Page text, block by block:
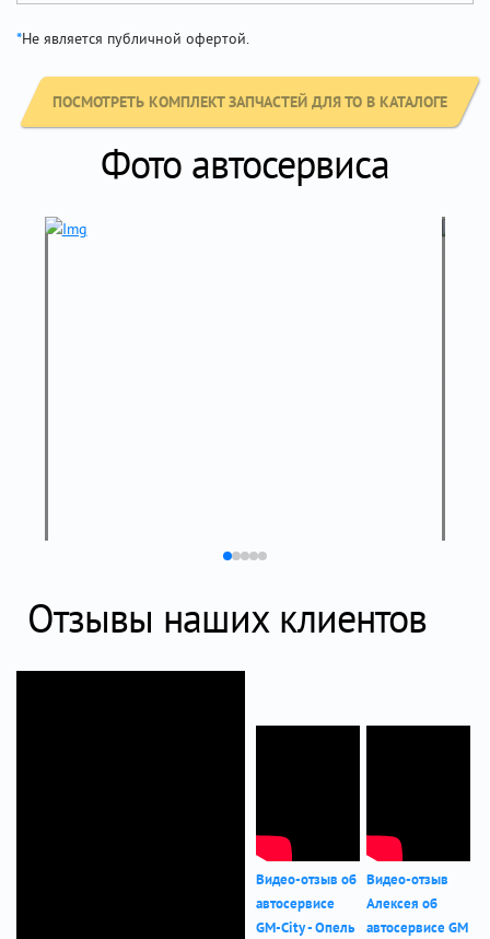
*Не является публичной офертой.
ПОСМОТРЕТЬ КОМПЛЕКТ ЗАПЧАСТЕЙ ДЛЯ ТО В КАТАЛОГЕ
Фото автосервиса
Отзывы наших клиентов
Видео-отзыв об
автосервисе
GM-City - Опель
Видео-отзыв
Алексея об
автосервисе GM